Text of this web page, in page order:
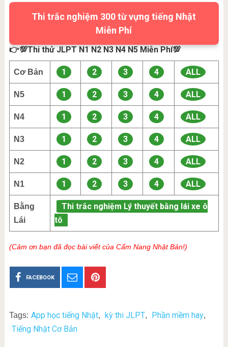
Thi trắc nghiệm 300 từ vựng tiếng Nhật
Miễn Phí
👉💯Thi thử JLPT N1 N2 N3 N4 N5 Miễn Phí💯
Cơ Bản 1 2 3 4 ALL
N5 1 2 3 4 ALL
N4 1 2 3 4 ALL
N3 1 2 3 4 ALL
N2 1 2 3 4 ALL
N1 1 2 3 4 ALL
Bằng
Lái
Thi trắc nghiệm Lý thuyết bằng lái xe ô
tô
(Cảm ơn bạn đã đọc bài viết của Cẩm Nang Nhật Bản!)
FACEBOOK
Tags: App học tiếng Nhật, kỳ thi JLPT, Phần mềm hay,
Tiếng Nhật Cơ Bản